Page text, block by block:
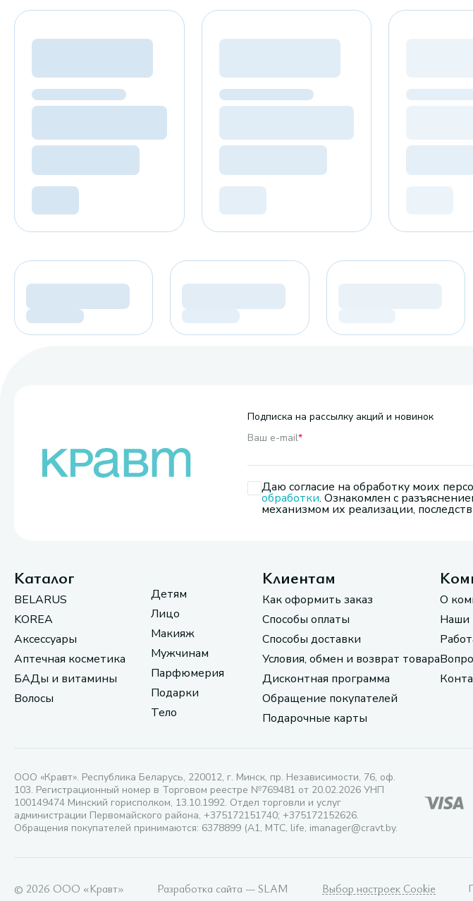
Подписка на рассылку акций и новинок
Ваш e-mail*
Даю согласие на обработку моих
обработки. Ознакомлен с
механизмом их реализации,
Каталог
BELARUS
KOREA
Аксессуары
Аптечная косметика
БАДы и витамины
Волосы
Детям
Лицо
Макияж
Мужчинам
Парфюмерия
Подарки
Тело
Клиентам
Как оформить заказ
Способы оплаты
Способы доставки
Условия, обмен и возврат товара
Дисконтная программа
Обращение покупателей
Подарочные карты
О
Наши
ООО «Кравт». Республика Беларусь, 220012, г. Минск, пр. Независимости, 76, оф.
103. Регистрационный номер в Торговом реестре №769481 от 20.02.2026 УНП
100149474 Минский горисполком, 13.10.1992. Отдел торговли и услуг
администрации Первомайского района, +375172151740; +375172152626.
Обращения покупателей принимаются: 6378899 (А1, МТС, life, imanager@cravt.by.
© 2026 ООО «Кравт» Разработка сайта — SLAM Выбор настроек Cookie